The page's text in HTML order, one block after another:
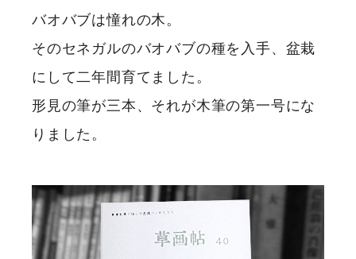
バオバブは憧れの木。
そのセネガルのバオバブの種を入手、盆栽
にして二年間育てました。
形見の筆が三本、それが木筆の第一号にな
りました。